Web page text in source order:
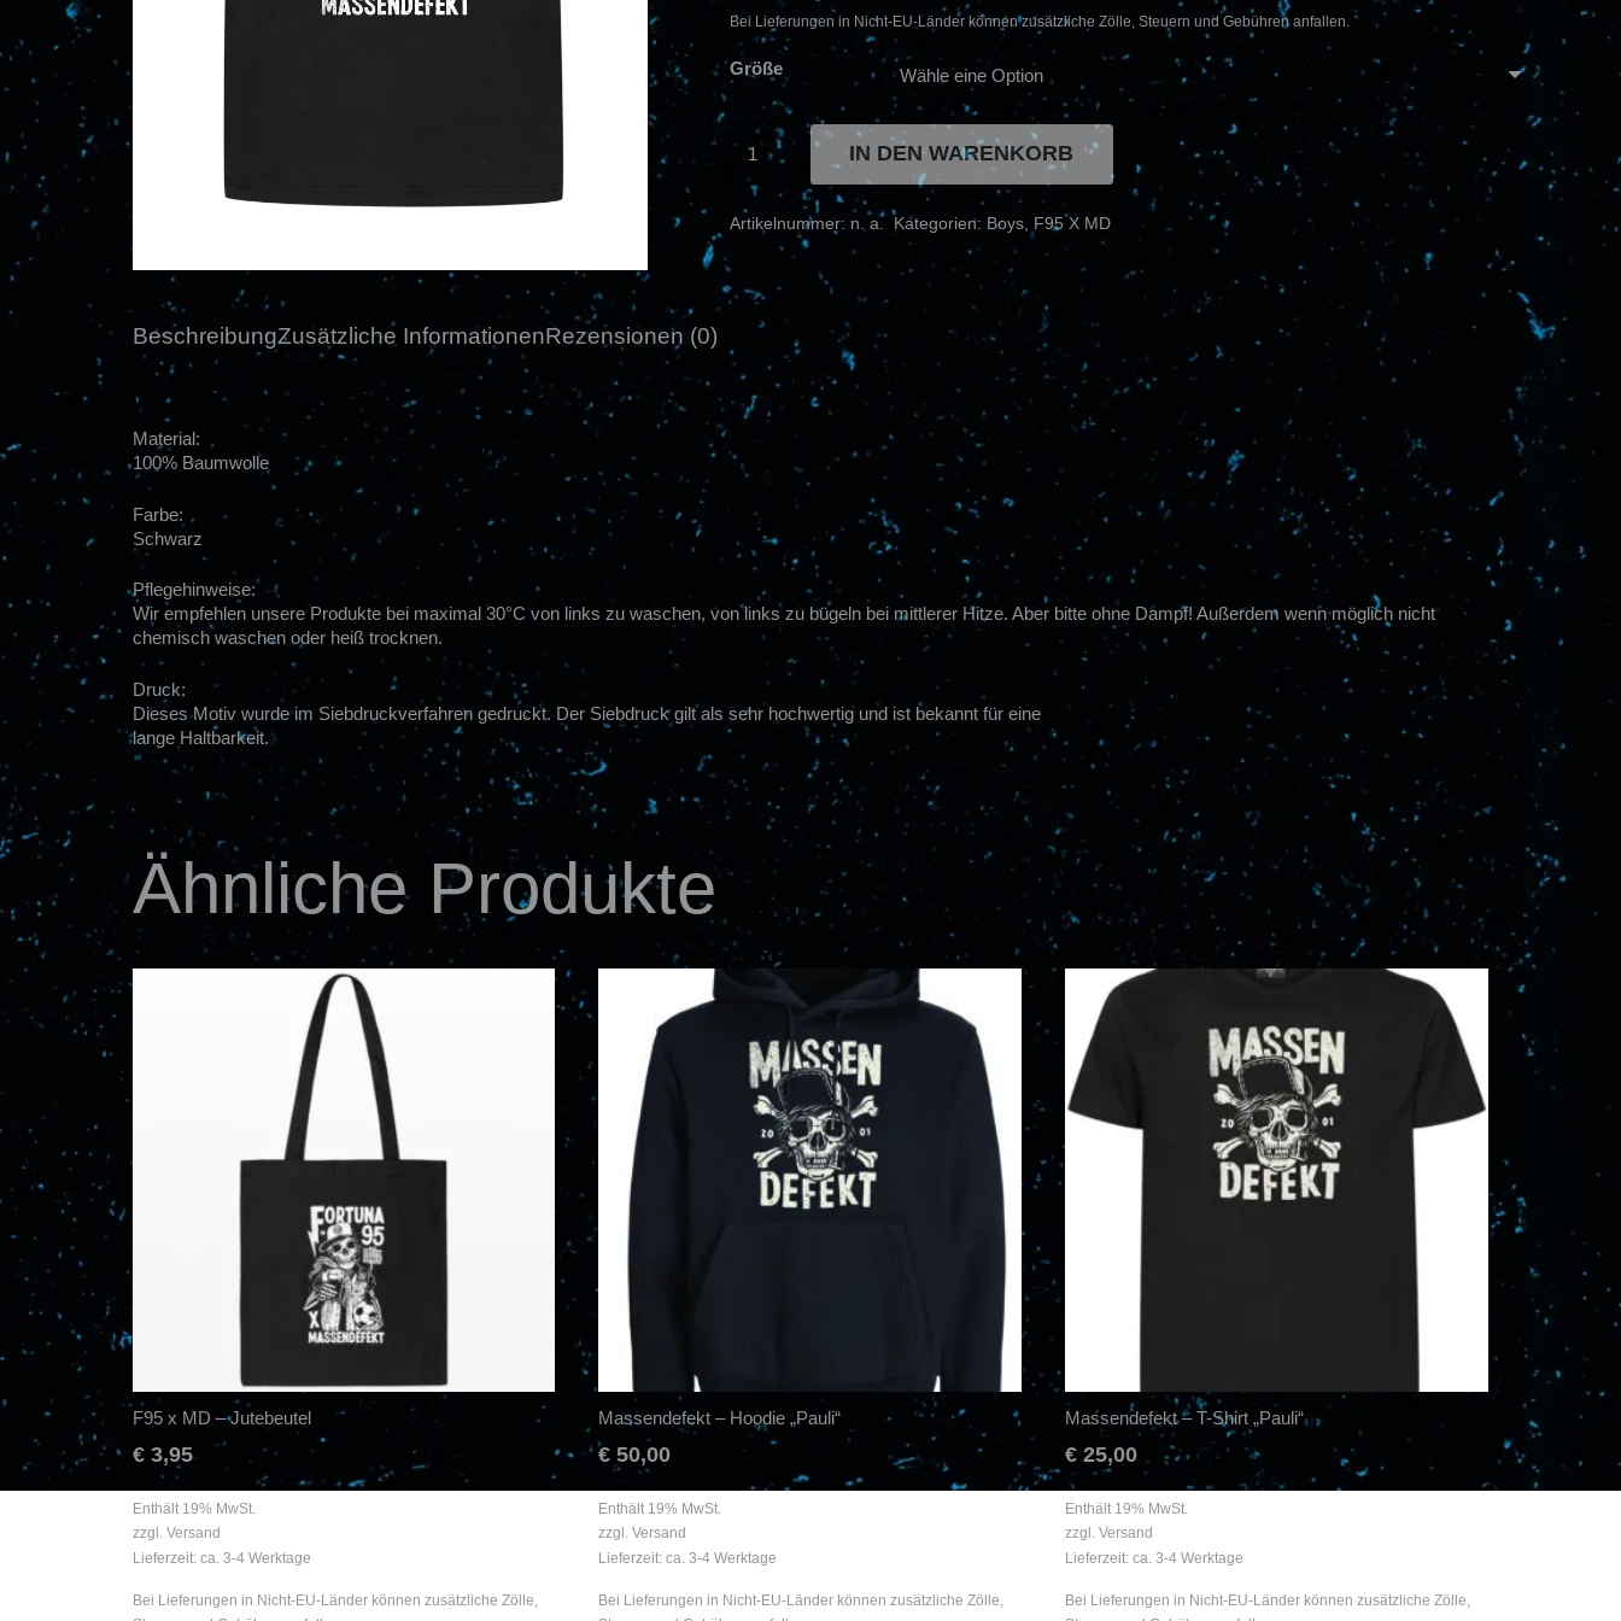
Bei Lieferungen in Nicht-EU-Länder können zusätzliche Zölle, Steuern und Gebühren anfallen.
Größe
F95
MD
T-
schwarz
Herren
(Last
Edition)
Menge
IN DEN WARENKORB
Artikelnummer: n. a. Kategorien: Boys, F95 X MD
BeschreibungZusätzliche InformationenRezensionen (0)
Material:
100% Baumwolle
Farbe:
Schwarz
Pflegehinweise:
Wir empfehlen unsere Produkte bei maximal 30°C von links zu waschen, von links zu bügeln bei mittlerer Hitze. Aber bitte ohne Dampf! Außerdem wenn möglich nicht
chemisch waschen oder heiß trocknen.
Druck:
Dieses Motiv wurde im Siebdruckverfahren gedruckt. Der Siebdruck gilt als sehr hochwertig und ist bekannt für eine
lange Haltbarkeit.
Ähnliche Produkte
F95 x MD – Jutebeutel
€3,95
Enthält 19% MwSt.
zzgl. Versand
Lieferzeit: ca. 3-4 Werktage
Bei Lieferungen in Nicht-EU-Länder können zusätzliche Zölle,
Massendefekt – Hoodie „Pauli“
€ 50,00
Enthält 19% MwSt.
zzgl.Versand
Lieferzeit: ca. 3-4 Werktage
Bei Lieferungen in Nicht-EU-Länder können zusätzliche Zölle,
Massendefekt – T-Shirt „Pauli“
€ 25,00
Enthält 19% MwSt.
zzgl.Versand
Lieferzeit: ca. 3-4 Werktage
Bei Lieferungen in Nicht-EU-Länder können zusätzliche Zölle,